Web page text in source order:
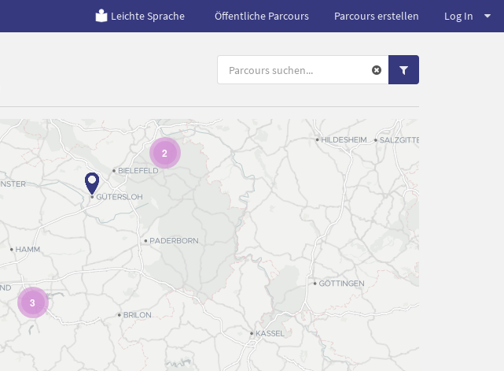
Leichte Sprache Öffentliche Parcours Parcours erstellen Log In
2
3